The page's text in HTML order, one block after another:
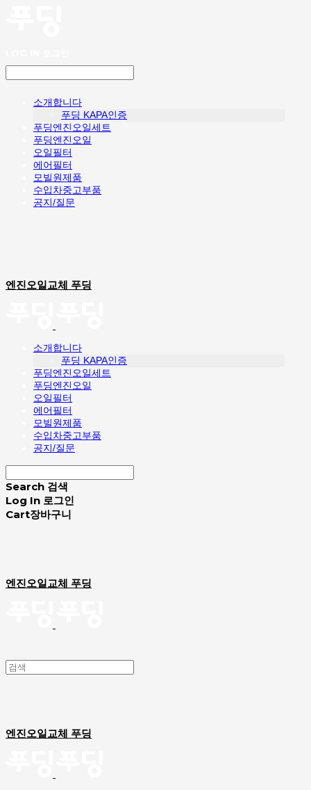
소개합니다
푸딩 KAPA인증
푸딩엔진오일세트
푸딩엔진오일
오일필터
에어필터
모빌원제품
수입차중고부품
공지/질문
엔진오일교체 푸딩
소개합니다
푸딩 KAPA인증
푸딩엔진오일세트
푸딩엔진오일
오일필터
에어필터
모빌원제품
수입차중고부품
공지/질문
Search 검색
Log In 로그인
Cart장바구니
엔진오일교체 푸딩
엔진오일교체 푸딩